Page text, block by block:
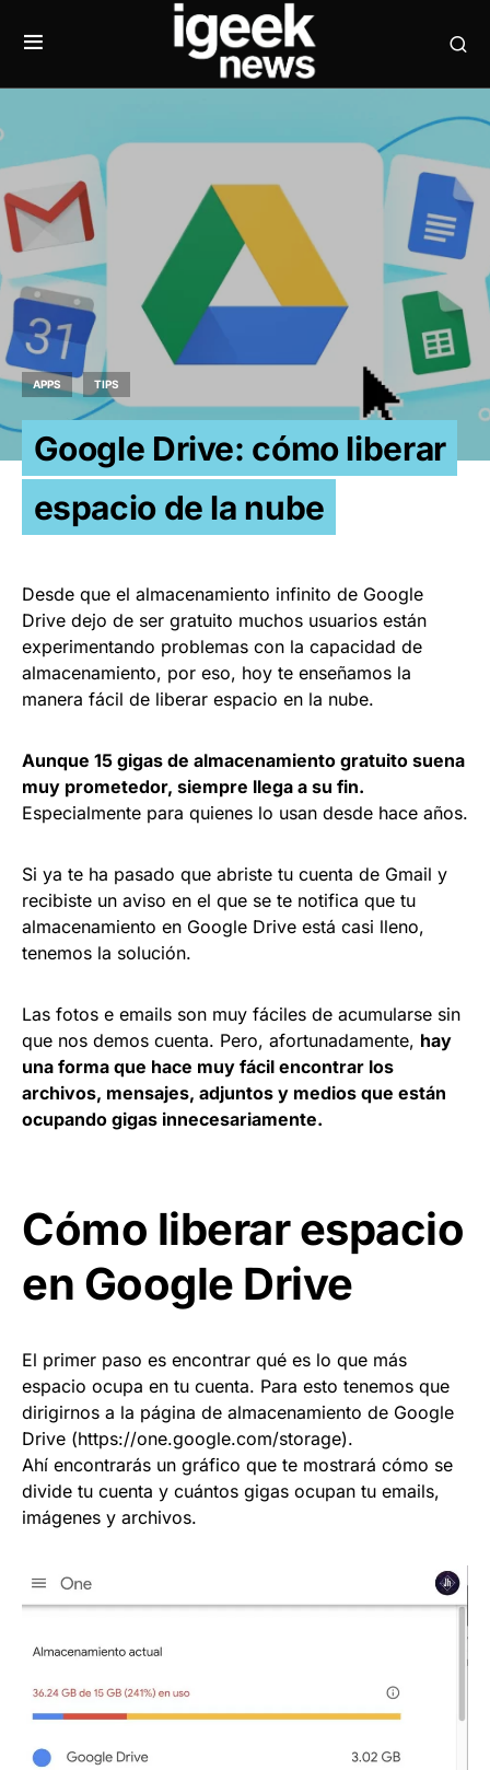
APPS TIPS
Google Drive: cómo liberar
espacio de la nube
Desde que el almacenamiento infinito de Google
Drive dejo de ser gratuito muchos usuarios están
experimentando problemas con la capacidad de
almacenamiento, por eso, hoy te enseñamos la
manera fácil de liberar espacio en la nube.
Aunque 15 gigas de almacenamiento gratuito suena
muy prometedor, siempre llega a su fin.
Especialmente para quienes lo usan desde hace años.
Si ya te ha pasado que abriste tu cuenta de Gmail y
recibiste un aviso en el que se te notifica que tu
almacenamiento en Google Drive está casi lleno,
tenemos la solución.
Las fotos e emails son muy fáciles de acumularse sin
que nos demos cuenta. Pero, afortunadamente, hay
una forma que hace muy fácil encontrar los
archivos, mensajes, adjuntos y medios que están
ocupando gigas innecesariamente.
Cómo liberar espacio
en Google Drive
El primer paso es encontrar qué es lo que más
espacio ocupa en tu cuenta. Para esto tenemos que
dirigirnos a la página de almacenamiento de Google
Drive (https://one.google.com/storage).
Ahí encontrarás un gráfico que te mostrará cómo se
divide tu cuenta y cuántos gigas ocupan tu emails,
imágenes y archivos.